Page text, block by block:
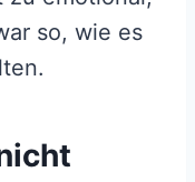
so, wie es